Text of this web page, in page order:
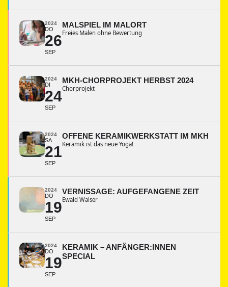
2024
DO
26
SEP
MALSPIEL IM MALORT
Freies Malen ohne Bewertung
2024
DI
24
SEP
MKH-CHORPROJEKT HERBST 2024
Chorprojekt
2024
SA
21
SEP
OFFENE KERAMIKWERKSTATT IM MKH
Keramik ist das neue Yoga!
2024
DO
19
SEP
VERNISSAGE: AUFGEFANGENE ZEIT
Ewald Walser
2024
DO
19
SEP
KERAMIK – ANFÄNGER:INNEN
SPECIAL